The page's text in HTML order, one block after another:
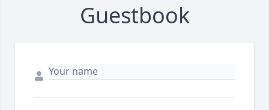
Guestbook